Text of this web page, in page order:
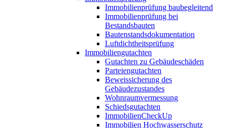
Immobilienprüfung baubegleitend
Immobilienprüfung bei
Bestandsbauten
Bautenstandsdokumentation
Luftdichtheitsprüfung
Immobiliengutachten
Gutachten zu Gebäudeschäden
Parteiengutachten
Beweissicherung des
Gebäudezustandes
Wohnraumvermessung
Schiedsgutachten
ImmobilienCheckUp
Immobilien Hochwasserschutz